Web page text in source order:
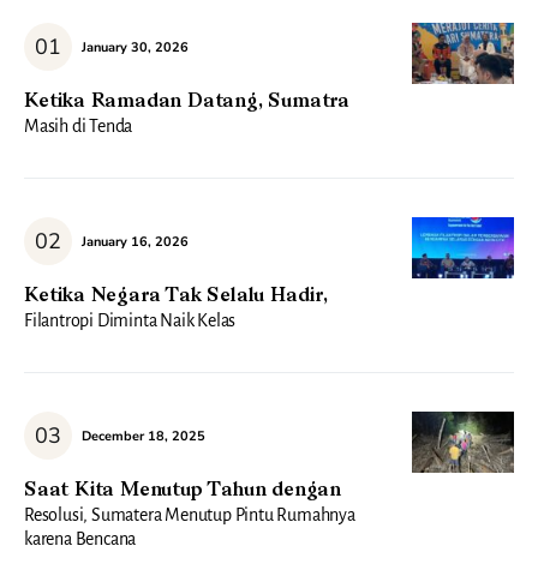
January 30, 2026
Ketika Ramadan Datang, Sumatra
Masih di Tenda
January 16, 2026
Ketika Negara Tak Selalu Hadir,
Filantropi Diminta Naik Kelas
December 18, 2025
Saat Kita Menutup Tahun dengan
Resolusi, Sumatera Menutup Pintu Rumahnya
karena Bencana